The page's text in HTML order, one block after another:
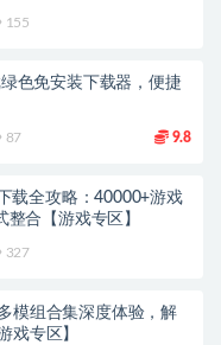
155
色免安装下载器，便捷
87 9.8
载全攻略：40000+游戏
合【游戏专区】
327
模组合集深度体验，解
戏专区】